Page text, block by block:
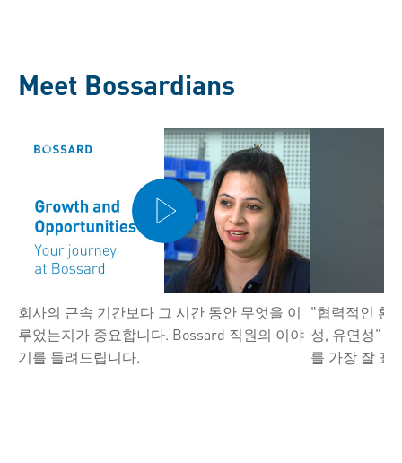
Meet Bossardians
회사의 근속 기간보다 그 시간 동안 무엇을 이
루었는지가 중요합니다. Bossard 직원의 이야
기를 들려드립니다.
"협력적인 환
성, 유연성"
를 가장 잘 표